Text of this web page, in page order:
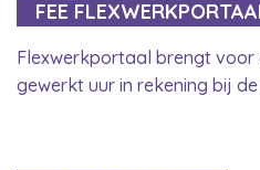
FEE
Flexwerkportaal brengt
gewerkt uur in rekening bij